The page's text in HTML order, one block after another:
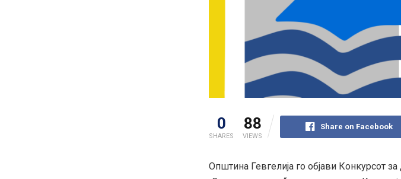
0
SHARES
88
VIEWS
Share on Facebook
Општина Гевгелија го објави Конкурсот